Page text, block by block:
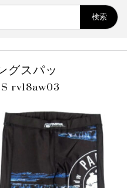
グスパッ
rv18aw03